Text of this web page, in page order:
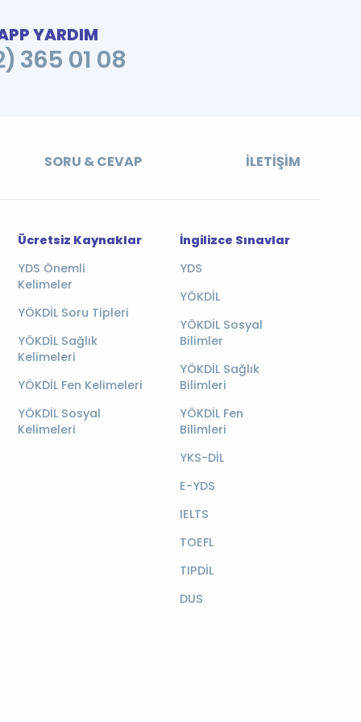
YARDIM
365 01 08
SORU & CEVAP İLETIŞIM
Ücretsiz Kaynaklar
YDS Önemli
Kelimeler
YÖKDİL Soru Tipleri
YÖKDİL Sağlık
Kelimeleri
YÖKDİL Fen Kelimeleri
YÖKDİL Sosyal
Kelimeleri
İngilizce Sınavlar
YDS
YÖKDİL
YÖKDİL Sosyal
Bilimler
YÖKDİL Sağlık
Bilimleri
YÖKDİL Fen
Bilimleri
YKS-DİL
E-YDS
IELTS
TOEFL
TIPDİL
DUS